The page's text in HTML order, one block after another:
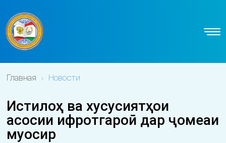
Главная Новости
Истилоҳ ва хусусиятҳои
асосии ифротгароӣ дар ҷомеаи
муосир